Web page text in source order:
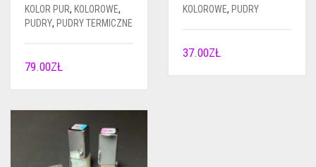
KOLOR PUR, KOLOROWE,
PUDRY, PUDRY TERMICZNE
79.00ZŁ
KOLOROWE, PUDRY
37.00ZŁ